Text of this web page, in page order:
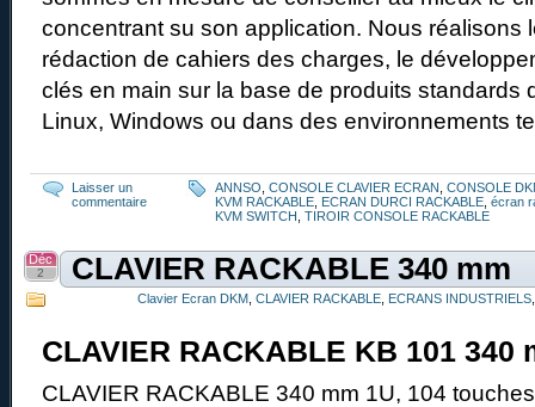
concentrant su son application. Nous réalisons
rédaction de cahiers des charges, le
clés en main sur la base de produits standards
Linux, Windows ou dans des environnements
Laisser un
commentaire
ANNSO CONSOLE CLAVIER ECRAN CONSOLE
KVM RACKABLE ECRAN DURCI RACKABLE écran
KVM SWITCH TIROIR CONSOLE RACKABLE
CLAVIER RACKABLE 340 mm
Déc
2
Clavier Ecran DKM CLAVIER RACKABLE ECRANS INDUSTRIELS
CLAVIER RACKABLE KB 101 340
CLAVIER RACKABLE 340 mm 1U, 104